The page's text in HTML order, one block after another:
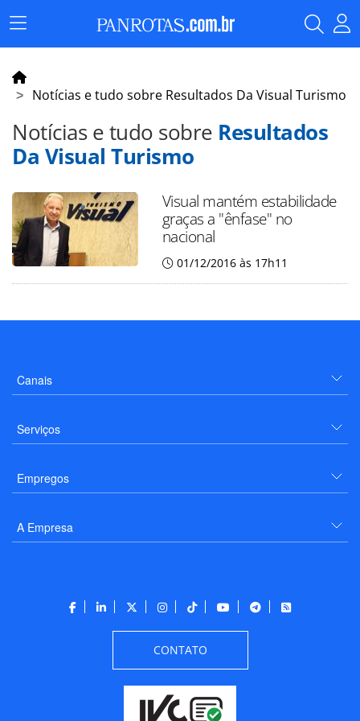
Menu
Principal
Notícias e tudo sobre Resultados Da Visual Turismo
Notícias e tudo sobre Resultados
Da Visual Turismo
Visual mantém estabilidade
graças a "ênfase" no
nacional
01/12/2016 às 17h11
Canais
Serviços
Empregos
A Empresa
CONTATO